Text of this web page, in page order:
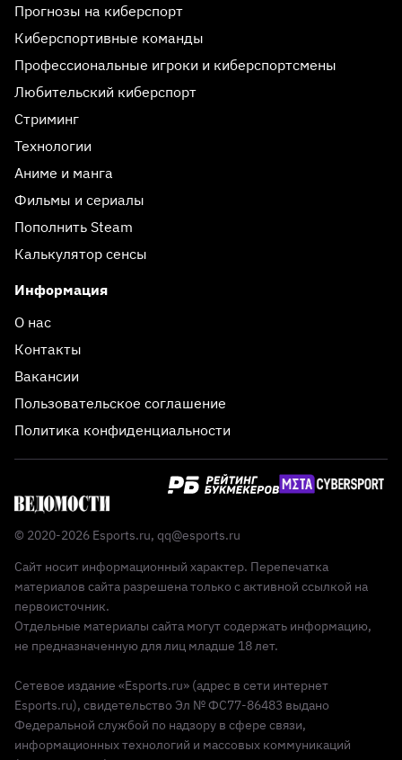
Прогнозы на киберспорт
Киберспортивные команды
Профессиональные игроки и киберспортсмены
Любительский киберспорт
Стриминг
Технологии
Аниме и манга
Фильмы и сериалы
Пополнить Steam
Калькулятор сенсы
Информация
О нас
Контакты
Вакансии
Пользовательское соглашение
Политика конфиденциальности
© 2020-2026 Esports.ru, qq@esports.ru
Сайт носит информационный характер. Перепечатка
материалов сайта разрешена только с активной ссылкой на
первоисточник.
Отдельные материалы сайта могут содержать информацию,
не предназначенную для лиц младше 18 лет.
Сетевое издание «Esports.ru» (адрес в сети интернет
Esports.ru), свидетельство Эл № ФС77-86483 выдано
Федеральной службой по надзору в сфере связи,
информационных технологий и массовых коммуникаций